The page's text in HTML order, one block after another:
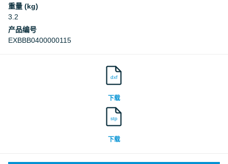
重量 (kg)
3.2
产品编号
EXBBB0400000115
dxf
下载
stp
下载